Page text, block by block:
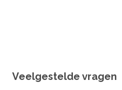
Veelgestelde vragen